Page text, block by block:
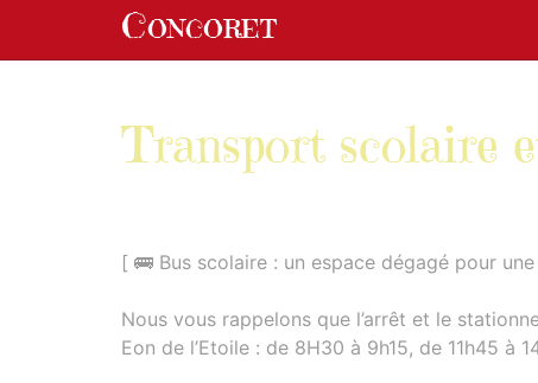
Concoret
Transport scolaire
[ 🚌 Bus scolaire : un espace dégagé pour
Nous vous rappelons que l’arrêt et le
Eon de l’Etoile : de 8H30 à 9h15, de 11h45 à
Panneau de gestion des cookies